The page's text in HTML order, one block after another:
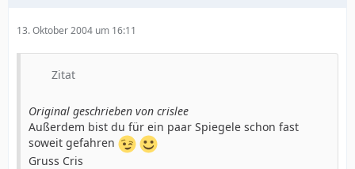
13. Oktober 2004 um 16:11
Zitat
Original geschrieben von crislee
Außerdem bist du für ein paar Spiegele schon fast
soweit gefahren
Gruss Cris